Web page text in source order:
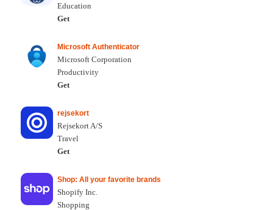
Education
Get
Microsoft Authenticator
Microsoft Corporation
Productivity
Get
rejsekort
Rejsekort A/S
Travel
Get
Shop: All your favorite brands
Shopify Inc.
Shopping